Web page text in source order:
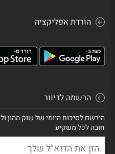
הורדת אפליקציה
הרשמה לדיוור
הירשם לסיכום היומי של שוק ההון
חובה לכל משקיע